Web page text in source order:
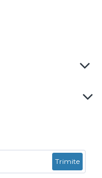
Trimite